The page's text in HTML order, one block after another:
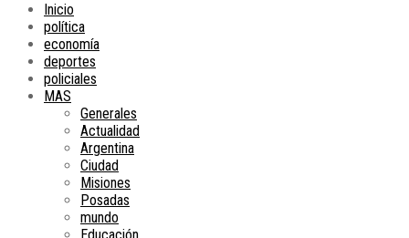
Inicio
política
economía
deportes
policiales
MAS
Generales
Actualidad
Argentina
Ciudad
Misiones
Posadas
mundo